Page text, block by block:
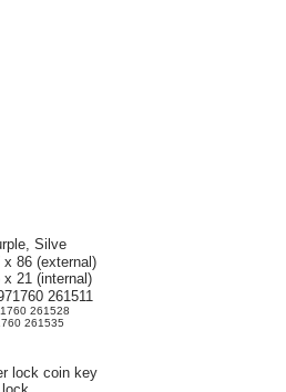
Silve
x 86 (external)
x 21 (internal)
261511
261528
261535
lock coin key